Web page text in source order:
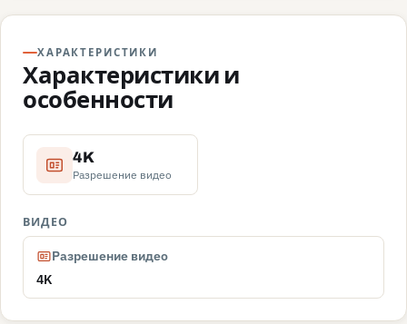
ХАРАКТЕРИСТИКИ
Характеристики и
особенности
4K
Разрешение видео
ВИДЕО
Разрешение видео
4K